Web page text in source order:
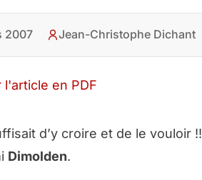
2007 Jean-Christophe Dichant
en PDF
d’y croire et de le vouloir
Dimolden.